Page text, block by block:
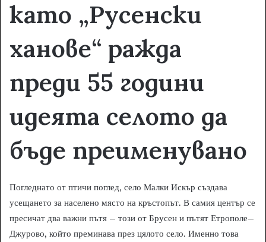
като „Русенски
ханове“ ражда
преди 55 години
идеята селото да
бъде преименувано
Погледнато от птичи поглед, село Малки Искър създава
усещането за населено място на кръстопът. В самия център се
пресичат два важни пътя – този от Брусен и пътят Етрополе–
Джурово, който преминава през цялото село. Именно това